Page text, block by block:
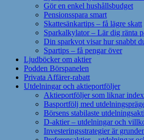
Gör en enkel hushållsbudget
Pensionsspara smart
Skattesänkartips – få lägre skatt
Sparkalkylator – Lär dig ränta
Din sparkvot visar hur snabbt
Spartips – få pengar över
Ljudböcker om aktier
Podden Börspanelen
Privata Affärer-rabatt
Utdelningar och aktieportföljer
Aktieportföljer som liknar
Basportfölj med
Börsens stabilaste
D-aktier – utdelningar och
Investeringsstrategier är